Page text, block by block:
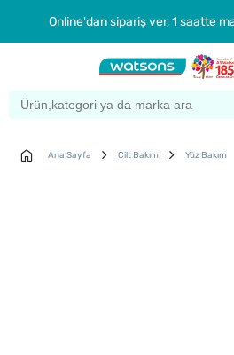
Online'dan sipariş ver, 1 saatte
Ana Sayfa Cilt Bakım Yüz Bakım